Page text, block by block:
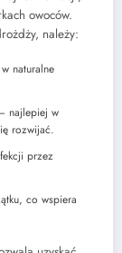
owoców.
należy:
naturalne
najlepiej w
rozwijać.
przez
co wspiera